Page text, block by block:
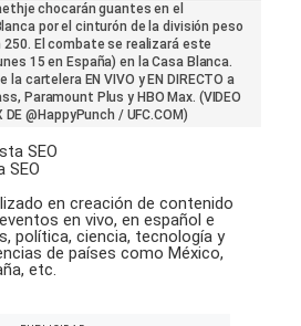
chocarán guantes en el
por el cinturón de la división peso
250. El combate se realizará este
15 en España) en la Casa Blanca.
cartelera EN VIVO y EN DIRECTO a
Paramount Plus y HBO Max. (VIDEO
DE @HappyPunch / UFC.COM)
SEO
en creación de contenido
en vivo, en español e
política, ciencia, tecnología y
de países como México,
etc.